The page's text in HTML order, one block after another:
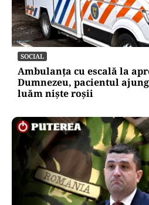
SOCIAL
Ambulanța cu escală la
Dumnezeu, pacientul
luăm niște roșii